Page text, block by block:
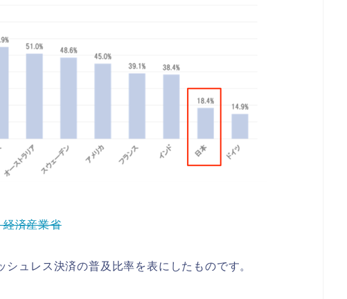
経済産業省
シュレス決済の普及比率を表にしたものです。